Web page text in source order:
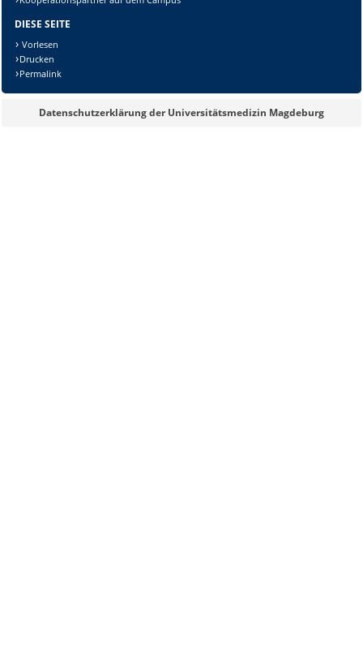
DIESE SEITE
Vorlesen
Drucken
Permalink
Datenschutzerklärung der Universitätsmedizin Magdeburg